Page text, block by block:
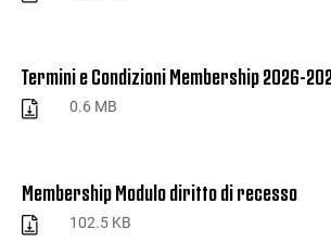
Termini e Condizioni Membership 2026-
0.6 MB
Membership Modulo diritto di recesso
102.5 KB